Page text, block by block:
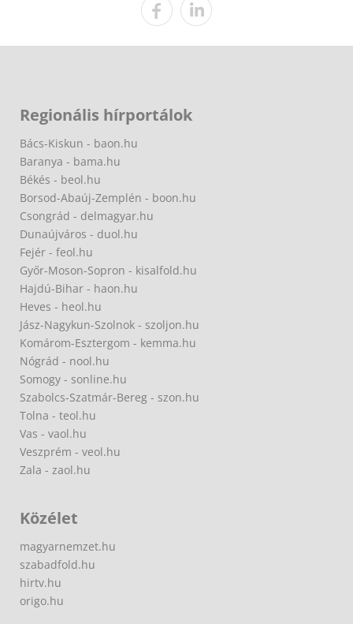
Regionális hírportálok
Bács-Kiskun - baon.hu
Baranya - bama.hu
Békés - beol.hu
Borsod-Abaúj-Zemplén - boon.hu
Csongrád - delmagyar.hu
Dunaújváros - duol.hu
Fejér - feol.hu
Győr-Moson-Sopron - kisalfold.hu
Hajdú-Bihar - haon.hu
Heves - heol.hu
Jász-Nagykun-Szolnok - szoljon.hu
Komárom-Esztergom - kemma.hu
Nógrád - nool.hu
Somogy - sonline.hu
Szabolcs-Szatmár-Bereg - szon.hu
Tolna - teol.hu
Vas - vaol.hu
Veszprém - veol.hu
Zala - zaol.hu
Közélet
magyarnemzet.hu
szabadfold.hu
hirtv.hu
origo.hu